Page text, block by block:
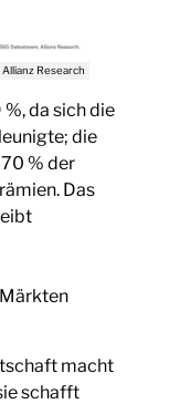
Research
da sich die
die
% der
Das
macht
schafft